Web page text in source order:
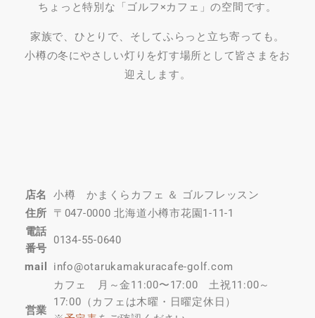
ちょっと特別な「ゴルフ×カフェ」の空間です。
家族で、ひとりで、そしてふらっと立ち寄っても。
小樽の冬にやさしい灯りを灯す場所として皆さまをお
迎えします。
店名
小樽 かまくらカフェ ＆ ゴルフレッスン
住所
〒047-0000 北海道小樽市花園1-11-1
電話
番号
0134-55-0640
mail info@otarukamakuracafe-golf.com
営業
カフェ 月～金11:00〜17:00 土祝11:00～
17:00（カフェは木曜・日曜定休日）